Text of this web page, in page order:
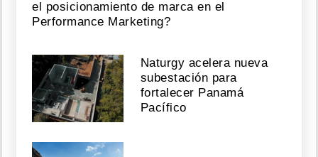
el posicionamiento de marca en el
Performance Marketing?
Naturgy acelera nueva
subestación para
fortalecer Panamá
Pacífico